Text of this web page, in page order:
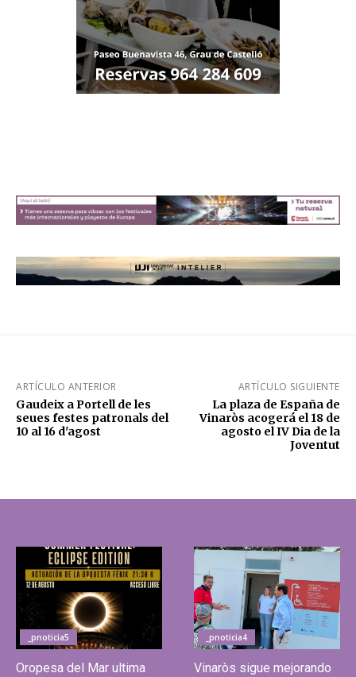
ARTÍCULO ANTERIOR
Gaudeix a Portell de les
seues festes patronals del
10 al 16 d'agost
ARTÍCULO SIGUIENTE
La plaza de España de
Vinaròs acogerá el 18 de
agosto el IV Dia de la
Joventut
_pnoticia5
Oropesa del Mar ultima
_pnoticia4
Vinaròs sigue mejorando